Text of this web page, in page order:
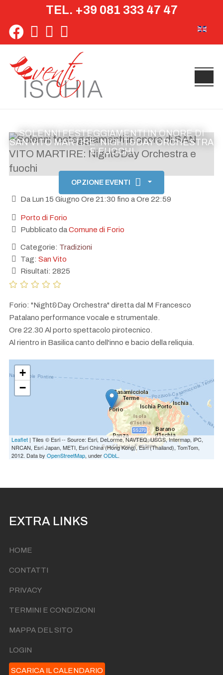
TEL. +39 081 333 47 47
SOLENNI FESTEGGIAMENTI IN ONORE DI
SAN VITO MARTIRE: NIGHT&DAY ORCHESTRA
E FUOCHI
OPZIONE EVENTI
Da Lun 15 Giugno Ore 21:30 fino a Ore 22:59
Porto di Forio
Pubblicato daComune di Forio
Categorie: Tradizioni
Tag: San Vito
Risultati: 2825
Forio: "Night&Day Orchestra" diretta dal M Francesco
Patalano performance vocale e strumentale.
Ore 22.30 Al porto spettacolo pirotecnico.
Al rientro in Basilica canto dell'inno e bacio della reliquia.
+
−
Leaflet | Tiles © Esri -- Source: Esri, DeLorme, NAVTEQ, USGS, Intermap, iPC,
NRCAN, Esri Japan, METI, Esri China (Hong Kong), Esri (Thailand), TomTom,
2012. Data by OpenStreetMap, underODbL .
EXTRA LINKS
HOME
CONTATTI
PRIVACY
TERMINI E CONDIZIONI
MAPPA DEL SITO
LOGIN
SCARICA IL CALENDARIO